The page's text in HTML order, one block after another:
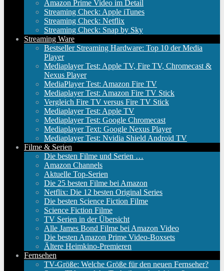
Amazon Prime Video im Detail
Streaming Check: Apple iTunes
Streaming Check: Netflix
Streaming Check: Snap by Sky
Streaming Ware
Bestseller Streaming Hardware: Top 10 der Media
Player
Mediaplayer Test: Apple TV, Fire TV, Chromecast &
Nexus Player
MediaPlayer Test: Amazon Fire TV
Mediaplayer Test: Amazon Fire TV Stick
Vergleich Fire TV versus Fire TV Stick
Mediaplayer Test: Apple TV
Mediaplayer Test: Google Chromecast
Mediaplayer Text: Google Nexus Player
Mediaplayer Test: Nvidia Shield Android TV
Filme & Serien
Die besten Filme und Serien …
Amazon Channels
Aktuelle Top-Serien
Die 25 besten Filme bei Amazon
Netflix: Die 12 besten Original Series
Die besten Science Fiction Filme
Science Fiction Filme
TV Serien in der Übersicht
Alle James Bond Filme bei Amazon Video
Die besten Amazon Prime Video-Boxsets
Ältere Heimkino-Premieren
Fernsehen
TV-Größe: Welche Größe für den neuen Fernseher?